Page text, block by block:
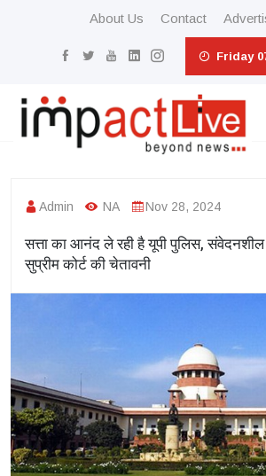
About Us Contact
Friday
Admin NA Nov 28, 2024
सत्ता का आनंद ले रही है यूपी पुलिस,
सुप्रीम कोर्ट की चेतावनी